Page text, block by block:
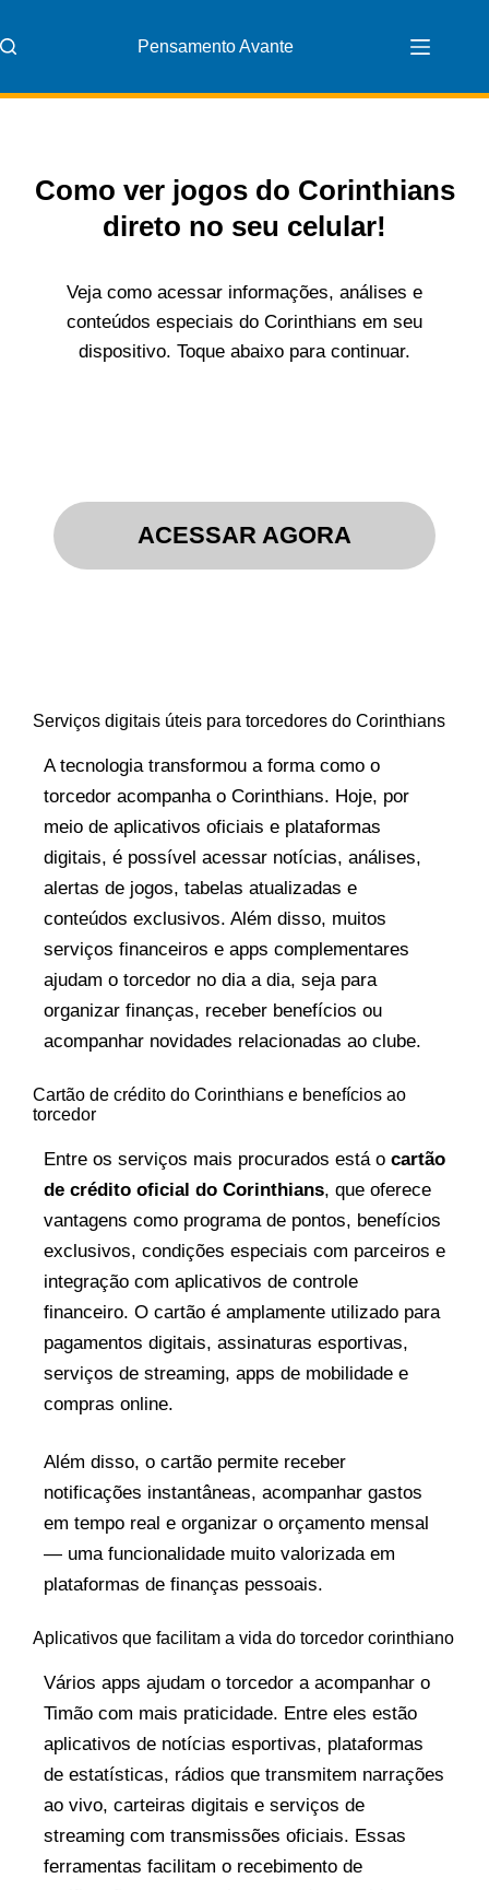
Pensamento Avante
Como ver jogos do Corinthians
direto no seu celular!
Veja como acessar informações, análises e
conteúdos especiais do Corinthians em seu
dispositivo. Toque abaixo para continuar.
ACESSAR AGORA
Serviços digitais úteis para torcedores do Corinthians
A tecnologia transformou a forma como o
torcedor acompanha o Corinthians. Hoje, por
meio de aplicativos oficiais e plataformas
digitais, é possível acessar notícias, análises,
alertas de jogos, tabelas atualizadas e
conteúdos exclusivos. Além disso, muitos
serviços financeiros e apps complementares
ajudam o torcedor no dia a dia, seja para
organizar finanças, receber benefícios ou
acompanhar novidades relacionadas ao clube.
Cartão de crédito do Corinthians e benefícios ao
torcedor
Entre os serviços mais procurados está o cartão
de crédito oficial do Corinthians, que oferece
vantagens como programa de pontos, benefícios
exclusivos, condições especiais com parceiros e
integração com aplicativos de controle
financeiro. O cartão é amplamente utilizado para
pagamentos digitais, assinaturas esportivas,
serviços de streaming, apps de mobilidade e
compras online.
Além disso, o cartão permite receber
notificações instantâneas, acompanhar gastos
em tempo real e organizar o orçamento mensal
— uma funcionalidade muito valorizada em
plataformas de finanças pessoais.
Aplicativos que facilitam a vida do torcedor corinthiano
Vários apps ajudam o torcedor a acompanhar o
Timão com mais praticidade. Entre eles estão
aplicativos de notícias esportivas, plataformas
de estatísticas, rádios que transmitem narrações
ao vivo, carteiras digitais e serviços de
streaming com transmissões oficiais. Essas
ferramentas facilitam o recebimento de